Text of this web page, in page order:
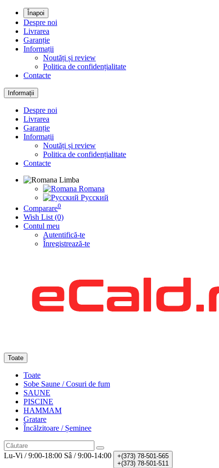
Înapoi
Despre noi
Livrarea
Garanție
Informații
Noutăți și review
Politica de confidențialitate
Contacte
Informații
Despre noi
Livrarea
Garanție
Informații
Noutăți și review
Politica de confidențialitate
Contacte
Limba
Romana
Русский
Comparare0
Wish List (0)
Contul meu
Autentifică-te
Înregistrează-te
Toate
Toate
Sobe Saune / Cosuri de fum
SAUNE
PISCINE
HAMMAM
Gratare
Încălzitoare / Șeminee
Lu-Vi / 9:00-18:00 Sâ / 9:00-14:00 +(373) 78-501-565
+(373) 78-501-511